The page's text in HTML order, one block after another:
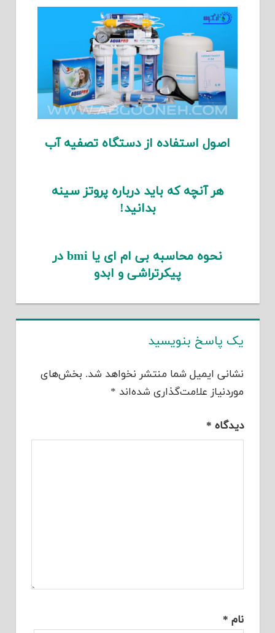
اصول استفاده از دستگاه تصفیه آب
هر آنچه که باید درباره پروتز سینه
بدانید!
نحوه محاسبه بی ام ای یا bmi در
پیکرتراشی و ابدو
یک پاسخ بنویسید
نشانی ایمیل شما منتشر نخواهد شد. بخش‌های
موردنیاز علامت‌گذاری شده‌اند *
دیدگاه *
نام *